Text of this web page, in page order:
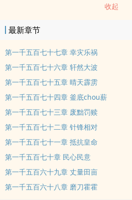
收起
最新章节
第一千五百七十七章 幸灾乐祸
第一千五百七十六章 轩然大波
第一千五百七十五章 晴天霹雳
第一千五百七十四章 釜底chou薪
第一千五百七十三章 废黜罚赎
第一千五百七十二章 针锋相对
第一千五百七十一章 抵抗皇命
第一千五百七十章 民心民意
第一千五百六十九章 丈量田亩
第一千五百六十八章 磨刀霍霍